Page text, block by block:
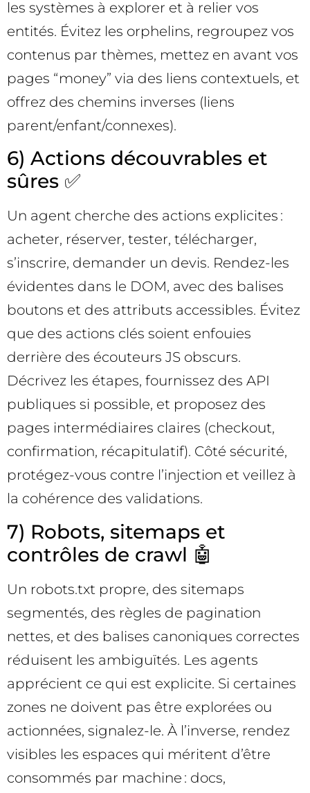
les systèmes à explorer et à relier vos
entités. Évitez les orphelins, regroupez vos
contenus par thèmes, mettez en avant vos
pages “money” via des liens contextuels, et
offrez des chemins inverses (liens
parent/enfant/connexes).
6) Actions découvrables et
sûres ✅
Un agent cherche des actions explicites :
acheter, réserver, tester, télécharger,
s’inscrire, demander un devis. Rendez-les
évidentes dans le DOM, avec des balises
boutons et des attributs accessibles. Évitez
que des actions clés soient enfouies
derrière des écouteurs JS obscurs.
Décrivez les étapes, fournissez des API
publiques si possible, et proposez des
pages intermédiaires claires (checkout,
confirmation, récapitulatif). Côté sécurité,
protégez-vous contre l’injection et veillez à
la cohérence des validations.
7) Robots, sitemaps et
contrôles de crawl 🤖
Un robots.txt propre, des sitemaps
segmentés, des règles de pagination
nettes, et des balises canoniques correctes
réduisent les ambiguïtés. Les agents
apprécient ce qui est explicite. Si certaines
zones ne doivent pas être explorées ou
actionnées, signalez-le. À l’inverse, rendez
visibles les espaces qui méritent d’être
consommés par machine : docs,